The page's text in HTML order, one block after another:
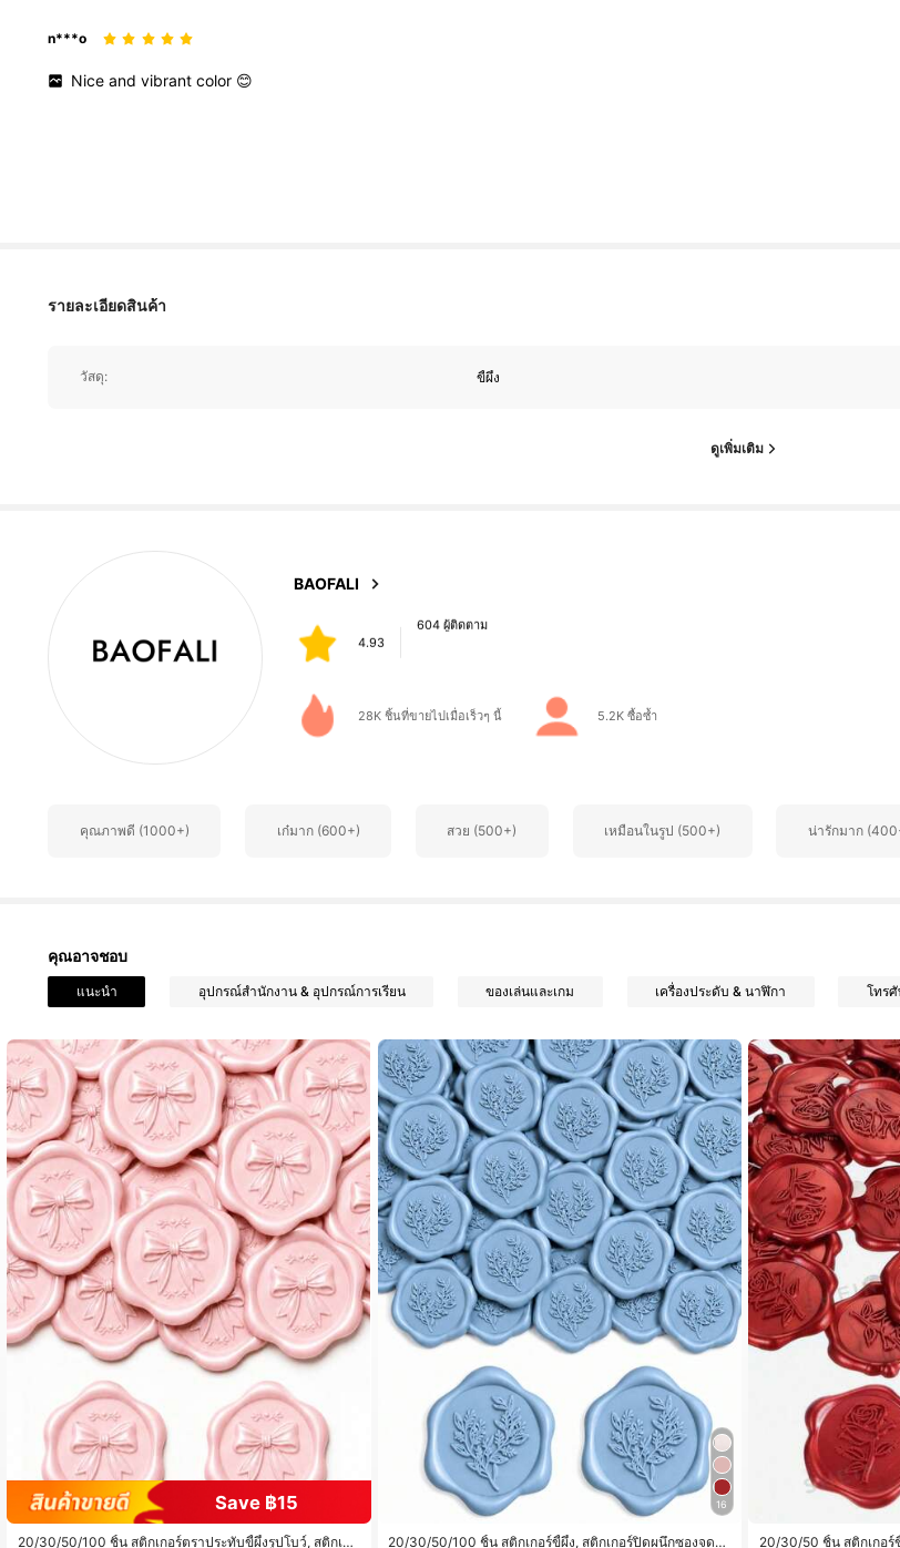
n***o
Niceandvibrantcolor 😊
รายละเอียดสินค้า
วัสดุ: ขี้ผึ้ง
ดูเพิ่มเติม
BAOFALI4.93
w***4
604 ผู้ติดตาม
4.93
604 ผู้ติดตาม
4.93
604 ผู้ติดตาม
28K ชิ้นที่ขายไปเมื่อเร็วๆ นี้ 5.2K ซื้อซ้ำ
คุณภาพดี (1000+) เก๋มาก (600+) สวย (500+) เหมือนในรูป (500+) น่ารักมาก
คุณอาจชอบ
แนะนำ อุปกรณ์สำนักงาน & อุปกรณ์การเรียน ของเล่นและเกม เครื่องประดับ & นาฬิกา โทร
Save ฿15
20/30/50/100 ชิ้น สติกเกอร์ตราประทับขี้ผึ้งรูปโบว์, สติกเกอ
16
20/30/50/100 ชิ้น สติกเกอร์ขี้ผึ้ง, สติกเกอร์ปิดผนึกซองจดห 20/30/50 ชิ้น สติกเกอร์